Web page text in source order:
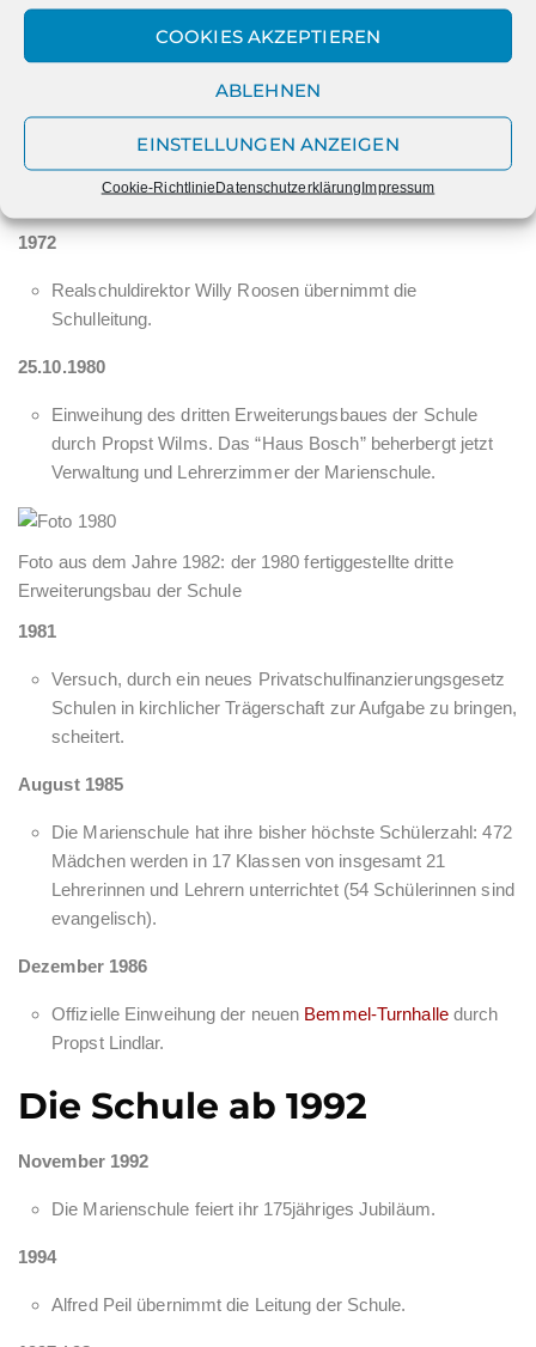
COOKIES AKZEPTIEREN
ABLEHNEN
EINSTELLUNGEN ANZEIGEN
Cookie-RichtlinieDatenschutzerklärungImpressum
Sr.Georgia Maria übernimmt die Schulleitung.
Sr.Radegund leitet die Schule
Die Schule ab 1972
1972
Realschuldirektor Willy Roosen übernimmt die
Schulleitung.
25.10.1980
Einweihung des dritten Erweiterungsbaues der Schule
durch Propst Wilms. Das “Haus Bosch” beherbergt jetzt
Verwaltung und Lehrerzimmer der Marienschule.
Foto aus dem Jahre 1982: der 1980 fertiggestellte dritte
Erweiterungsbau der Schule
1981
Versuch, durch ein neues Privatschulfinanzierungsgesetz
Schulen in kirchlicher Trägerschaft zur Aufgabe zu bringen,
scheitert.
August 1985
Die Marienschule hat ihre bisher höchste Schülerzahl: 472
Mädchen werden in 17 Klassen von insgesamt 21
Lehrerinnen und Lehrern unterrichtet (54 Schülerinnen sind
evangelisch).
Dezember 1986
Offizielle Einweihung der neuen Bemmel-Turnhalledurch
Propst Lindlar.
Die Schule ab 1992
November 1992
Die Marienschule feiert ihr 175jähriges Jubiläum.
1994
Alfred Peil übernimmt die Leitung der Schule.